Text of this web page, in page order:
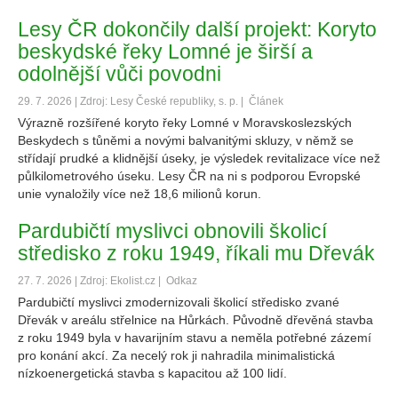
Lesy ČR dokončily další projekt: Koryto
beskydské řeky Lomné je širší a
odolnější vůči povodni
29. 7. 2026 | Zdroj: Lesy České republiky, s. p. | Článek
Výrazně rozšířené koryto řeky Lomné v Moravskoslezských
Beskydech s tůněmi a novými balvanitými skluzy, v němž se
střídají prudké a klidnější úseky, je výsledek revitalizace více než
půlkilometrového úseku. Lesy ČR na ni s podporou Evropské
unie vynaložily více než 18,6 milionů korun.
Pardubičtí myslivci obnovili školicí
středisko z roku 1949, říkali mu Dřevák
27. 7. 2026 | Zdroj: Ekolist.cz | Odkaz
Pardubičtí myslivci zmodernizovali školicí středisko zvané
Dřevák v areálu střelnice na Hůrkách. Původně dřevěná stavba
z roku 1949 byla v havarijním stavu a neměla potřebné zázemí
pro konání akcí. Za necelý rok ji nahradila minimalistická
nízkoenergetická stavba s kapacitou až 100 lidí.